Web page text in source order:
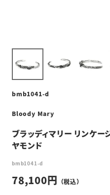
bmb1041-d
Bloody Mary
ブラッディマリー リンケ
ヤモンド
bmb1041-d
78,100